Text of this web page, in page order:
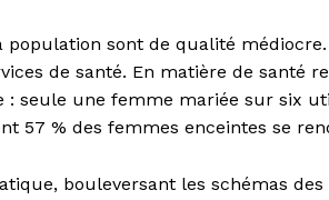
population sont de qualité
de santé. En matière de santé
: seule une femme mariée sur six
57 % des femmes enceintes se
bouleversant les schémas